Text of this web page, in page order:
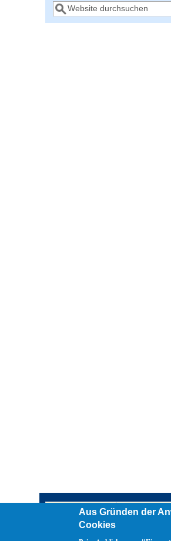
Suche
Übersicht (Sitemap) erweiterte Suche
Aus Gründen der
Cookies